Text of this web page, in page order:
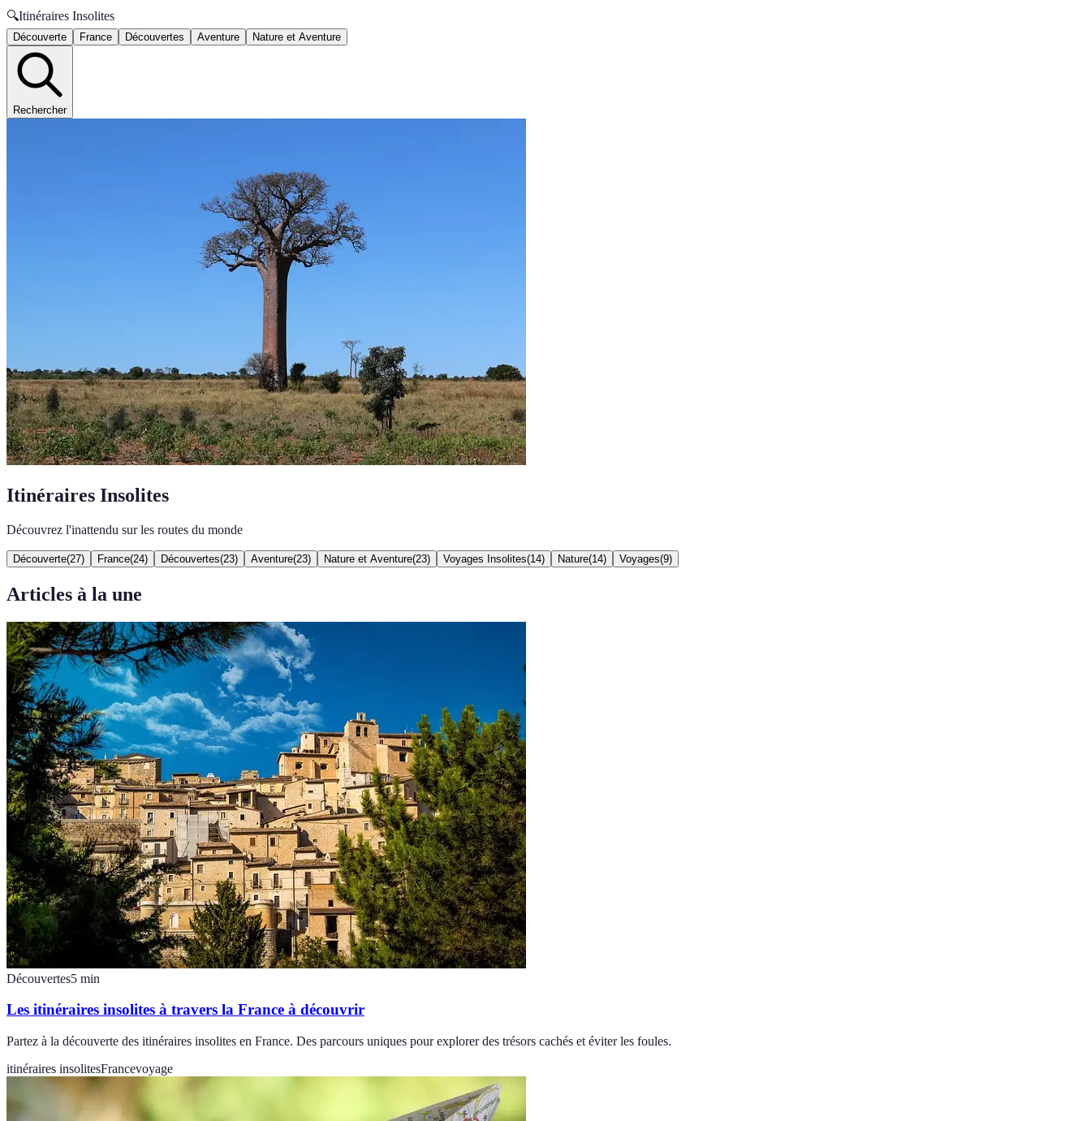
🔍Itinéraires Insolites
Découverte France Découvertes Aventure Nature et Aventure
Rechercher
Itinéraires Insolites
Découvrez l'inattendu sur les routes du monde
Découverte(27) France(24) Découvertes(23) Aventure(23) Nature et Aventure(23) Voyages Insolites(14) Nature(14) Voyages(9)
Articles à la une
Découvertes5 min
Les itinéraires insolites à travers la France à découvrir
Partez à la découverte des itinéraires insolites en France. Des parcours uniques pour explorer des trésors cachés et éviter les foules.
itinéraires insolitesFrancevoyage